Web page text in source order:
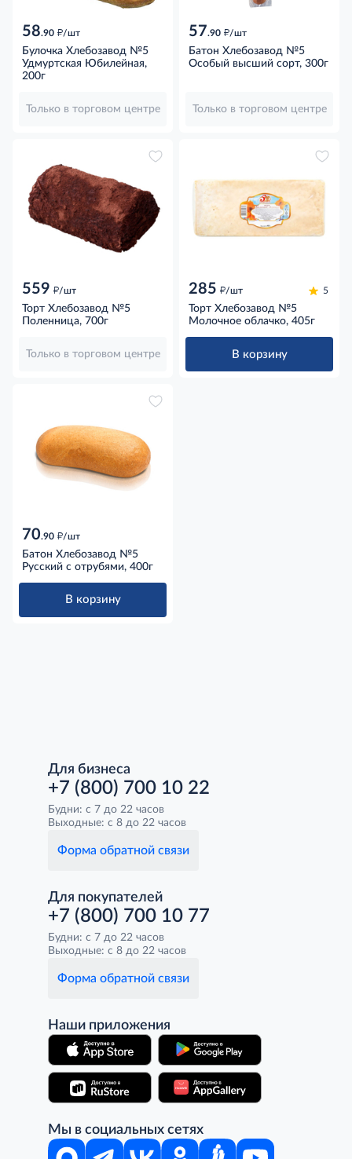
58.90 д/шт
Булочка Хлебозавод №5
Удмуртская Юбилейная,
200г
Только в торговом центре
57.90 д/шт
Батон Хлебозавод №5
Особый высший сорт, 300г
Только в торговом центре
559 д/шт
Торт Хлебозавод №5
Поленница, 700г
Только в торговом центре
285 д/шт 5
Торт Хлебозавод №5
Молочное облачко, 405г
В корзину
70.90 д/шт
Батон Хлебозавод №5
Русский с отрубями, 400г
В корзину
Для бизнеса
+7 (800) 700 10 22
Будни: с 7 до 22 часов
Выходные: с 8 до 22 часов
Форма обратной связи
Для покупателей
+7 (800) 700 10 77
Будни: с 7 до 22 часов
Выходные: с 8 до 22 часов
Форма обратной связи
Наши приложения
Мы в социальных сетях